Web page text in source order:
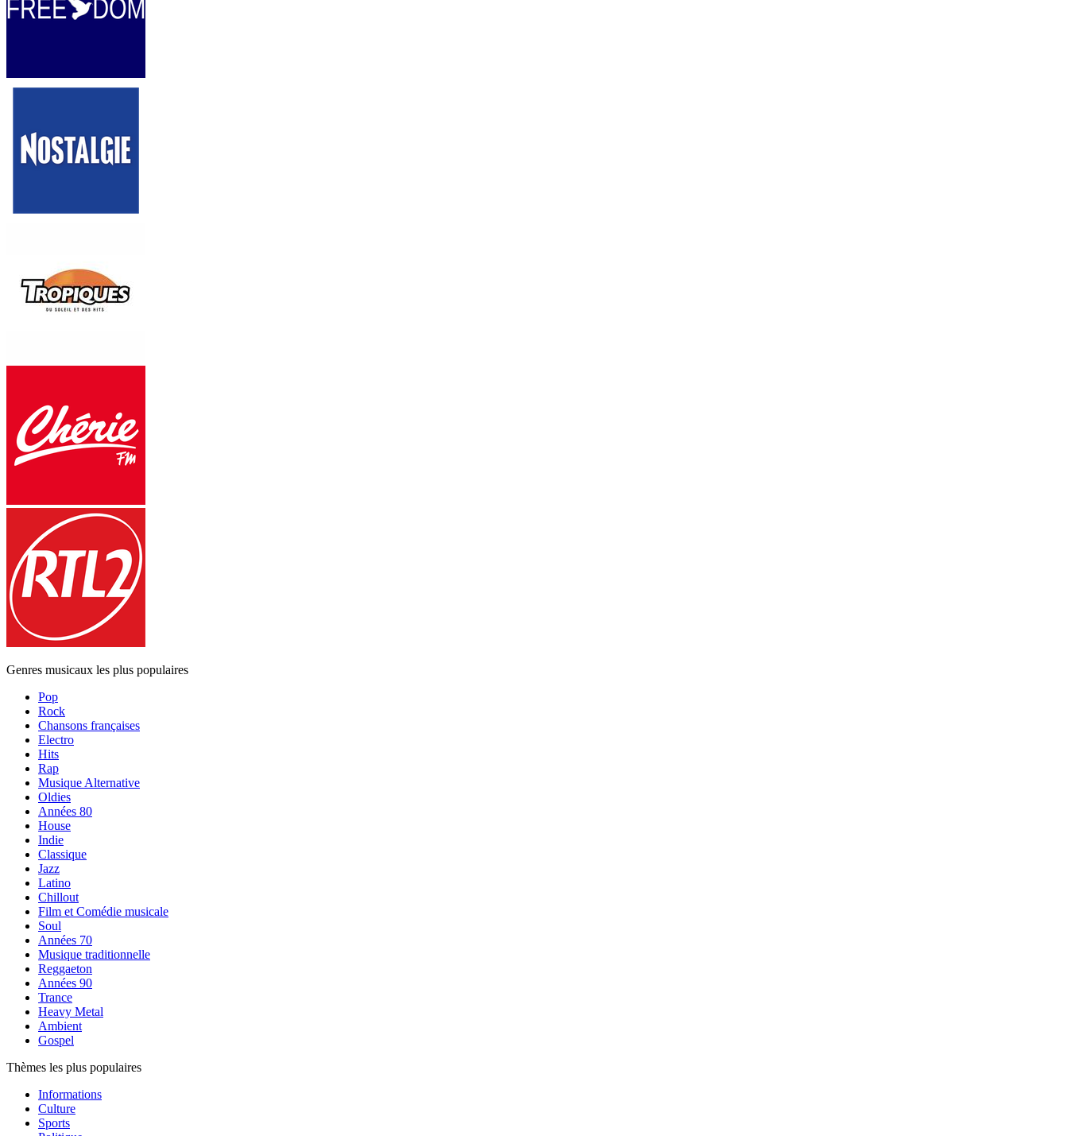
Genres musicaux les plus populaires
Pop
Rock
Chansons françaises
Electro
Hits
Rap
Musique Alternative
Oldies
Années 80
House
Indie
Classique
Jazz
Latino
Chillout
Film et Comédie musicale
Soul
Années 70
Musique traditionnelle
Reggaeton
Années 90
Trance
Heavy Metal
Ambient
Gospel
Thèmes les plus populaires
Informations
Culture
Sports